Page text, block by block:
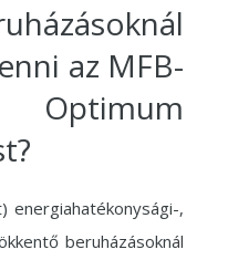
az MFB-
energiahatékonysági-,
beruházásoknál